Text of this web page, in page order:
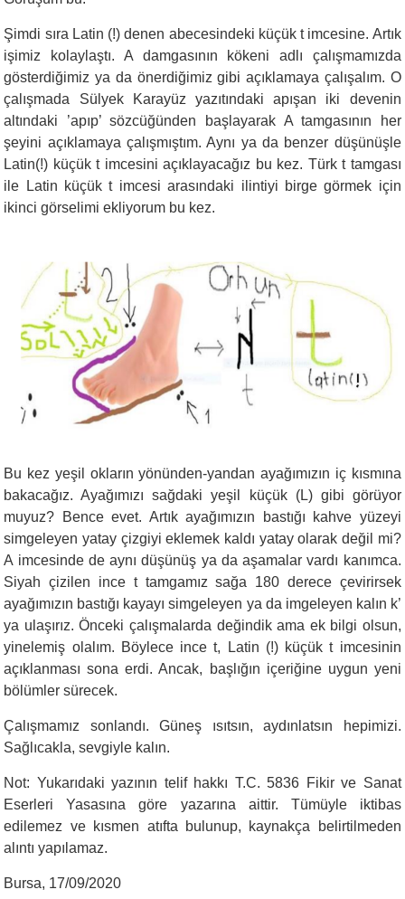
Şimdi sıra Latin (!) denen abecesindeki küçük t imcesine. Artık
işimiz kolaylaştı. A damgasının kökeni adlı çalışmamızda
gösterdiğimiz ya da önerdiğimiz gibi açıklamaya çalışalım. O
çalışmada Sülyek Karayüz yazıtındaki apışan iki devenin
altındaki ’apıp’ sözcüğünden başlayarak A tamgasının her
şeyini açıklamaya çalışmıştım. Aynı ya da benzer düşünüşle
Latin(!) küçük t imcesini açıklayacağız bu kez. Türk t tamgası
ile Latin küçük t imcesi arasındaki ilintiyi birge görmek için
ikinci görselimi ekliyorum bu kez.
Bu kez yeşil okların yönünden-yandan ayağımızın iç kısmına
bakacağız. Ayağımızı sağdaki yeşil küçük (L) gibi görüyor
muyuz? Bence evet. Artık ayağımızın bastığı kahve yüzeyi
simgeleyen yatay çizgiyi eklemek kaldı yatay olarak değil mi?
A imcesinde de aynı düşünüş ya da aşamalar vardı kanımca.
Siyah çizilen ince t tamgamız sağa 180 derece çevirirsek
ayağımızın bastığı kayayı simgeleyen ya da imgeleyen kalın k’
ya ulaşırız. Önceki çalışmalarda değindik ama ek bilgi olsun,
yinelemiş olalım. Böylece ince t, Latin (!) küçük t imcesinin
açıklanması sona erdi. Ancak, başlığın içeriğine uygun yeni
bölümler sürecek.
Çalışmamız sonlandı. Güneş ısıtsın, aydınlatsın hepimizi.
Sağlıcakla, sevgiyle kalın.
Not: Yukarıdaki yazının telif hakkı T.C. 5836 Fikir ve Sanat
Eserleri Yasasına göre yazarına aittir. Tümüyle iktibas
edilemez ve kısmen atıfta bulunup, kaynakça belirtilmeden
alıntı yapılamaz.
Bursa, 17/09/2020